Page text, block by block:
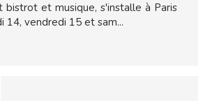
bistrot et musique, s'installe à Paris
14, vendredi 15 et sam...